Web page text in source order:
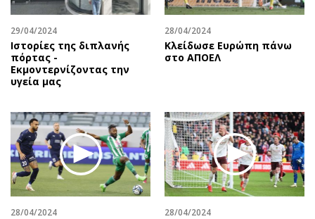
29/04/2024
Ιστορίες της διπλανής
πόρτας -
Εκμοντερνίζοντας την
υγεία μας
28/04/2024
Κλείδωσε Ευρώπη πάνω
στο ΑΠΟΕΛ
28/04/2024 28/04/2024